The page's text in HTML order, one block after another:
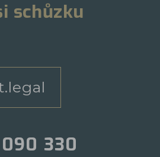
schůzku
330